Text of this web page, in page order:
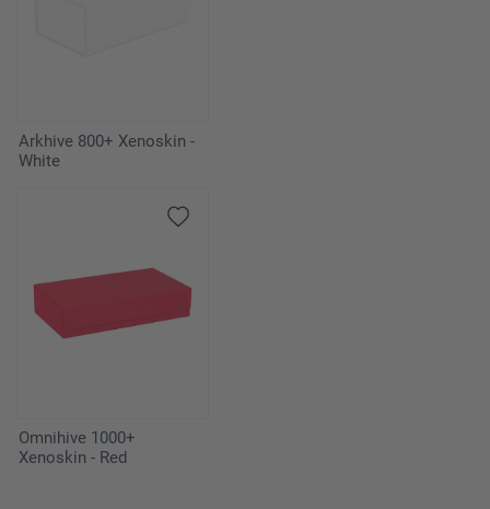
Arkhive 800+ Xenoskin -
White
Omnihive 1000+
Xenoskin - Red